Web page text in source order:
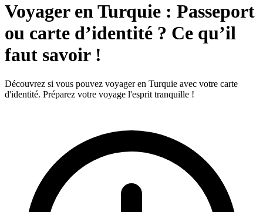
Voyager en Turquie : Passeport
ou carte d’identité ? Ce qu’il
faut savoir !
Découvrez si vous pouvez voyager en Turquie avec votre carte
d'identité. Préparez votre voyage l'esprit tranquille !